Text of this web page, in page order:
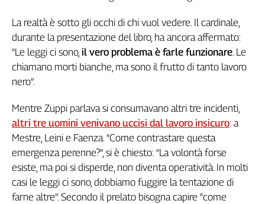
Venezia
Giulia
Lazio
Liguria
Lombardia
Piemonte
Puglia
Sardegna
Sicilia
Toscana
Trentino
La realtà è sotto gli occhi di chi vuol vedere. Il cardinale,
durante la presentazione del libro, ha ancora affermato:
“Le leggi ci sono, il vero problema è farle funzionare. Le
chiamano morti bianche, ma sono il frutto di tanto lavoro
nero”.
Mentre Zuppi parlava si consumavano altri tre incidenti,
altri tre uomini venivano uccisi dal lavoro insicuro: a
Mestre, Leini e Faenza. "Come contrastare questa
emergenza perenne?”, si è chiesto: “La volontà forse
esiste, ma poi si disperde, non diventa operatività. In molti
casi le leggi ci sono, dobbiamo fuggire la tentazione di
farne altre”. Secondo il prelato bisogna capire "come